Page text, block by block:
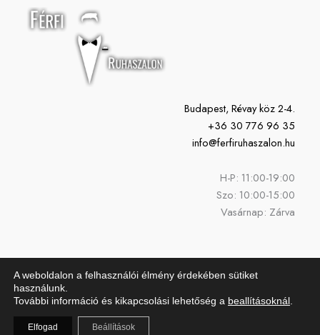
Budapest, Révay köz 2-4.
+36 30 776 96 35
info@ferfiruhaszalon.hu
H-P: 11:00-19:00
Szo: 10:00-15:00
Vasárnap: Zárva
Copyright © 2026 Férfi Ruhaszalon | Powered by Férfi Ruhaszalon
A weboldalon a felhasználói élmény érdekében sütiket
használunk.
További információ és kikapcsolási lehetőség a beallításoknál
Elfogad Beállítások